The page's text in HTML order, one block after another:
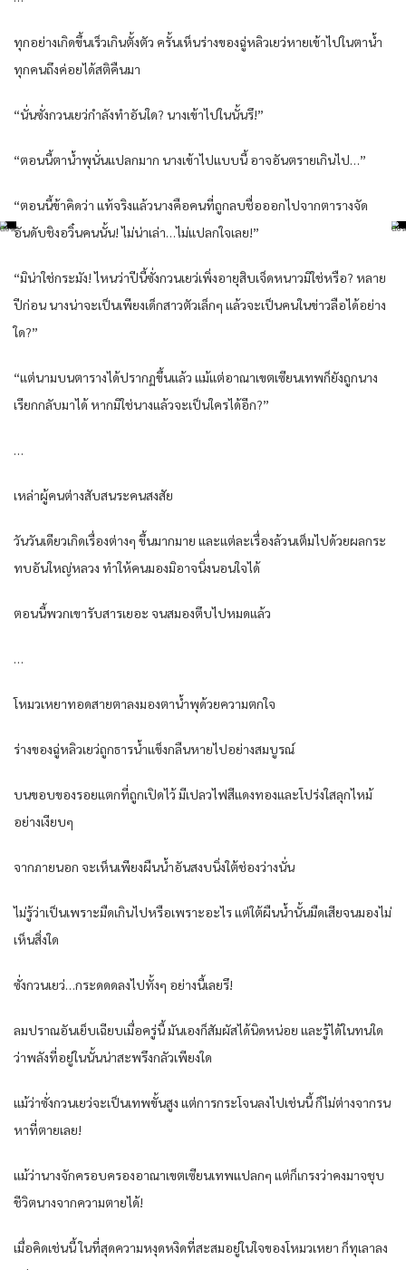
ทุกอย่างเกิดขึ้นเร็วเกินตั้งตัว ครั้นเห็นร่างของฉู่หลิวเยว่หายเข้าไปในตาน้ำ
ทุกคนถึงค่อยได้สติคืนมา
“นั่นซั่งกวนเยว่กำลังทำอันใด? นางเข้าไปในนั้นรึ!”
“ตอนนี้ตาน้ำพุนั่นแปลกมาก นางเข้าไปแบบนี้ อาจอันตรายเกินไป…”
“ตอนนี้ข้าคิดว่า แท้จริงแล้วนางคือคนที่ถูกลบชื่อออกไปจากตารางจัด
อันดับชิงอวิ๋นคนนั้น! ไม่น่าเล่า…ไม่แปลกใจเลย!”
“มิน่าใช่กระมัง! ไหนว่าปีนี้ซั่งกวนเยว่เพิ่งอายุสิบเจ็ดหนาวมิใช่หรือ? หลาย
ปีก่อน นางน่าจะเป็นเพียงเด็กสาวตัวเล็กๆ แล้วจะเป็นคนในข่าวลือได้อย่าง
ใด?”
“แต่นามบนตารางได้ปรากฏขึ้นแล้ว แม้แต่อาณาเขตเซียนเทพก็ยังถูกนาง
เรียกกลับมาได้ หากมิใช่นางแล้วจะเป็นใครได้อีก?”
…
เหล่าผู้คนต่างสับสนระคนสงสัย
วันวันเดียวเกิดเรื่องต่างๆ ขึ้นมากมาย และแต่ละเรื่องล้วนเต็มไปด้วยผลกระ
ทบอันใหญ่หลวง ทำให้คนมองมิอาจนิ่งนอนใจได้
ตอนนี้พวกเขารับสารเยอะ จนสมองตึบไปหมดแล้ว
…
โหมวเหยาทอดสายตาลงมองตาน้ำพุด้วยความตกใจ
ร่างของฉู่หลิวเยว่ถูกธารน้ำแข็งกลืนหายไปอย่างสมบูรณ์
บนขอบของรอยแตกที่ถูกเปิดไว้ มีเปลวไฟสีแดงทองและโปร่งใสลุกไหม้
อย่างเงียบๆ
จากภายนอก จะเห็นเพียงผืนน้ำอันสงบนิ่งใต้ช่องว่างนั่น
ไม่รู้ว่าเป็นเพราะมืดเกินไปหรือเพราะอะไร แต่ใต้ผืนน้ำนั้นมืดเสียจนมองไม่
เห็นสิ่งใด
ซั่งกวนเยว่…กระดดดลงไปทั้งๆ อย่างนี้เลยรึ!
ลมปราณอันเย็บเฉียบเมื่อครู่นี้ มันเองก็สัมผัสได้นิดหน่อย และรู้ได้ในทนใด
ว่าพลังที่อยู่ในนั้นน่าสะพรึงกลัวเพียงใด
แม้ว่าซั่งกวนเยว่จะเป็นเทพขั้นสูง แต่การกระโจนลงไปเช่นนี้ ก็ไม่ต่างจากรน
หาที่ตายเลย!
แม้ว่านางจักครอบครองอาณาเขตเซียนเทพแปลกๆ แต่ก็เกรงว่าคงมาจชุบ
ชีวิตนางจากความตายได้!
เมื่อคิดเช่นนี้ ในที่สุดความหงุดหงิดที่สะสมอยู่ในใจของโหมวเหยา ก็ทุเลาลง